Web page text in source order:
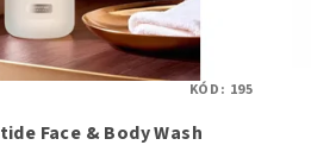
Face & Body Wash
KÓD: 195